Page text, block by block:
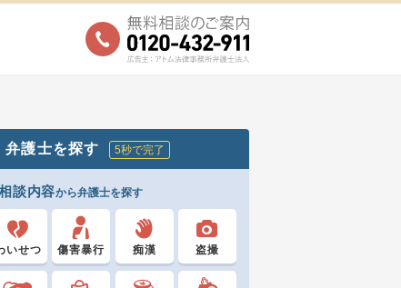
弁護士を探す 5秒で完了
談内容から弁護士を探す
いせつ 傷害暴行 痴漢 盗撮